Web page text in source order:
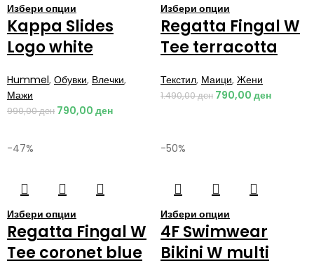
Избери опции
Kappa Slides
Logo white
Hummel, Обувки, Влечки,
Мажи
990,00ден 790,00 ден
Избери опции
Regatta Fingal W
Tee terracotta
Текстил, Маици, Жени
1.490,00ден 790,00 ден
-47%
Избери опции
Regatta Fingal W
Tee coronet blue
-50%
Избери опции
4F Swimwear
Bikini W multi